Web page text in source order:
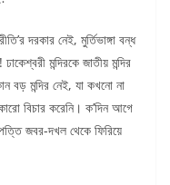
দরকার নেই, মুর্তিভাঙ্গা বন্ধ
মন্দিরকে জাতীয় মন্দির
বড় মন্দির নেই, যা কখনো না
বিচার করেনি। ক’দিন আগে
জবর-দখল থেকে ফিরিয়ে